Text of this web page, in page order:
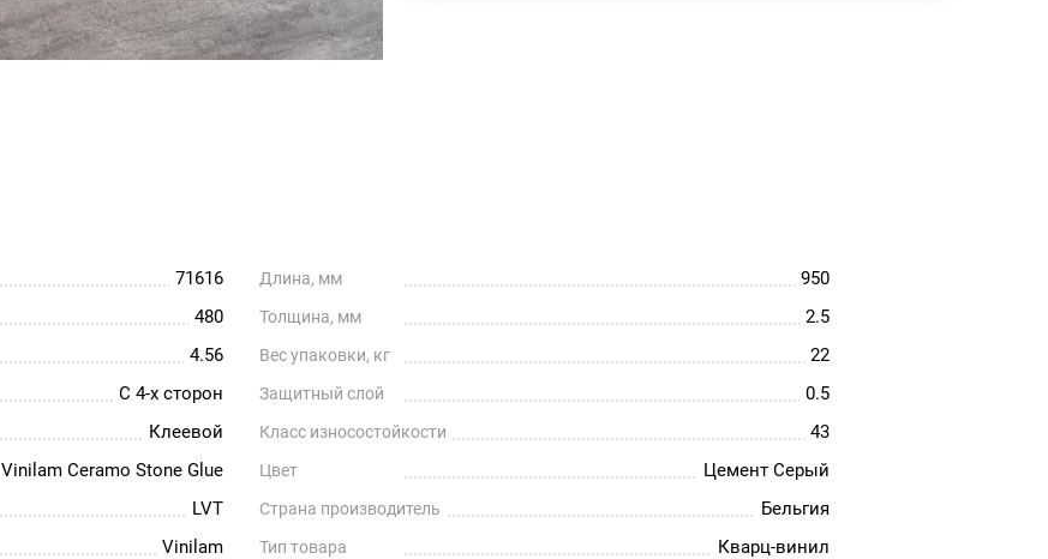
71616 Длина, мм 950
480 Толщина, мм 2.5
4.56 Вес упаковки, кг 22
С 4-х сторон Защитный слой 0.5
Клеевой Класс износостойкости 43
Vinilam Ceramo Stone Glue Цвет Цемент Серый
LVT Страна производитель Бельгия
Vinilam Тип товара Кварц-винил